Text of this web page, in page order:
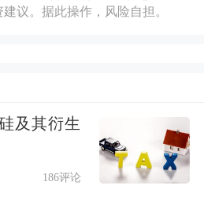
议。据此操作，风险自担。
及其衍生
186评论